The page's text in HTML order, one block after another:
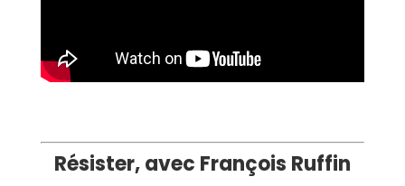
Résister, avec François Ruffin